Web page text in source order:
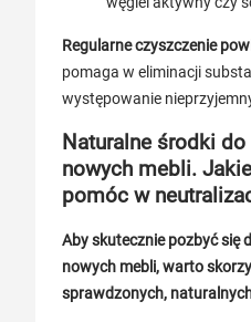
Regularne czyszczenie
pomaga w eliminacji
występowanie
Naturalne środki
nowych mebli.
pomóc w
Aby skutecznie pozbyć się
nowych mebli, warto
sprawdzonych,